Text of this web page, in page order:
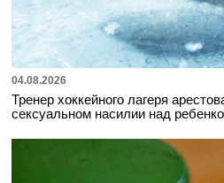
04.08.2026
Тренер хоккейного лагеря
сексуальном насилии над